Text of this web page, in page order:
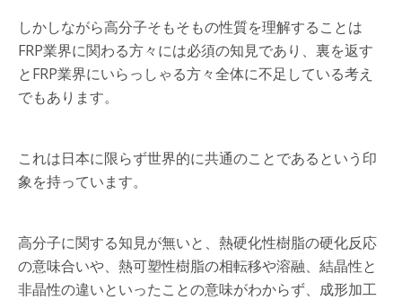
しかしながら高分子そもそもの性質を理解することは
FRP業界に関わる方々には必須の知見であり、裏を返す
とFRP業界にいらっしゃる方々全体に不足している考え
でもあります。
これは日本に限らず世界的に共通のことであるという印
象を持っています。
高分子に関する知見が無いと、熱硬化性樹脂の硬化反応
の意味合いや、熱可塑性樹脂の相転移や溶融、結晶性と
非晶性の違いといったことの意味がわからず、成形加工